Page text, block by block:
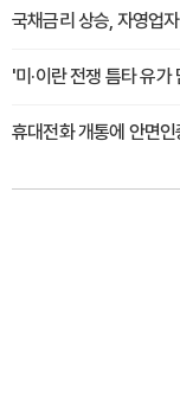
국채금리 상승, 자영업
'미·이란 전쟁 틈타 유
휴대전화 개통에 안면